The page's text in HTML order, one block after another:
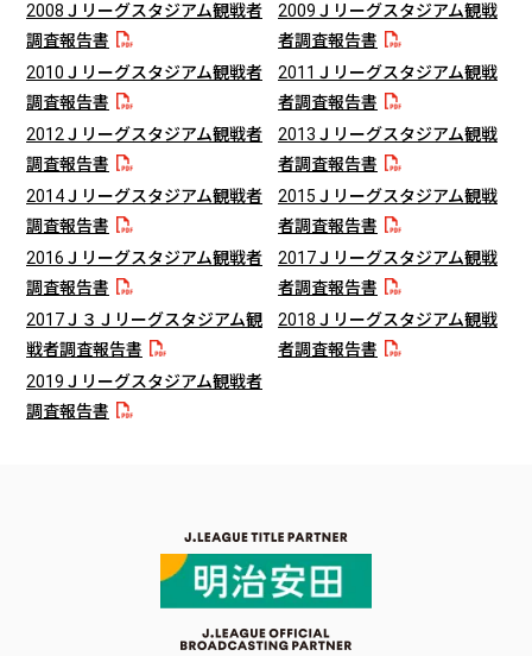
2008Ｊリーグスタジアム観戦者
調査報告書
2009Ｊリーグスタジアム観戦
者調査報告書
2010Ｊリーグスタジアム観戦者
調査報告書
2011Ｊリーグスタジアム観戦
者調査報告書
2012Ｊリーグスタジアム観戦者
調査報告書
2013Ｊリーグスタジアム観戦
者調査報告書
2014Ｊリーグスタジアム観戦者
調査報告書
2015Ｊリーグスタジアム観戦
者調査報告書
2016Ｊリーグスタジアム観戦者
調査報告書
2017Ｊリーグスタジアム観戦
者調査報告書
2017Ｊ３Ｊリーグスタジアム観
戦者調査報告書
2018Ｊリーグスタジアム観戦
者調査報告書
2019Ｊリーグスタジアム観戦者
調査報告書